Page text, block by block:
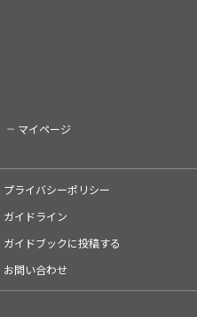
マイページ
プライバシーポリシー
ガイドライン
ガイドブックに投稿する
お問い合わせ